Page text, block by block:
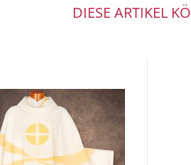
DIESE ARTIKEL